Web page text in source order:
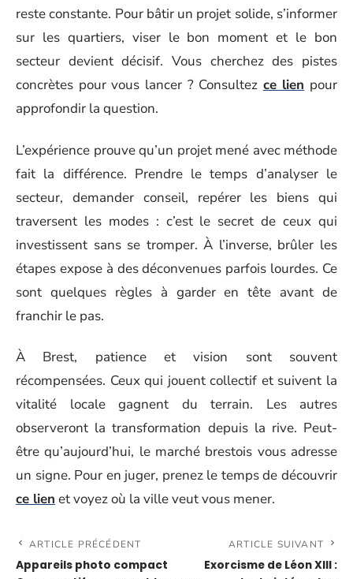
reste constante. Pour bâtir un projet solide, s’informer
sur les quartiers, viser le bon moment et le bon
secteur devient décisif. Vous cherchez des pistes
concrètes pour vous lancer ? Consultez ce lien pour
approfondir la question.
L’expérience prouve qu’un projet mené avec méthode
fait la différence. Prendre le temps d’analyser le
secteur, demander conseil, repérer les biens qui
traversent les modes : c’est le secret de ceux qui
investissent sans se tromper. À l’inverse, brûler les
étapes expose à des déconvenues parfois lourdes. Ce
sont quelques règles à garder en tête avant de
franchir le pas.
À Brest, patience et vision sont souvent
récompensées. Ceux qui jouent collectif et suivent la
vitalité locale gagnent du terrain. Les autres
observeront la transformation depuis la rive. Peut-
être qu’aujourd’hui, le marché brestois vous adresse
un signe. Pour en juger, prenez le temps de découvrir
ce lien et voyez où la ville veut vous mener.
ARTICLE PRÉCÉDENT
Appareils photo compact
ARTICLE SUIVANT
Exorcisme de Léon XIII :